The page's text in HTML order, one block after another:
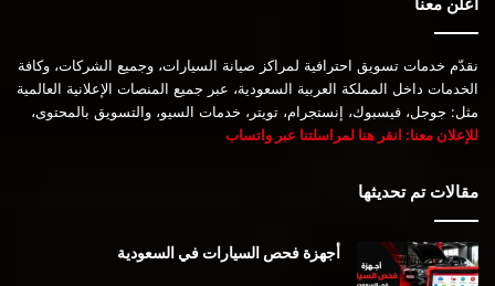
نقدّم خدمات تسويق احترافية لمراكز صيانة السيارات، وجميع الشركات، وكافة
الخدمات داخل المملكة العربية السعودية، عبر جميع المنصات الإعلانية العالمية
مثل: جوجل، فيسبوك، إنستجرام، تويتر، خدمات السيو، والتسويق بالمحتوى،
للإعلان معنا: انقر هنا لمراسلتنا عبر واتساب
مقالات تم تحديثها
أجهزة فحص السيارات في السعودية